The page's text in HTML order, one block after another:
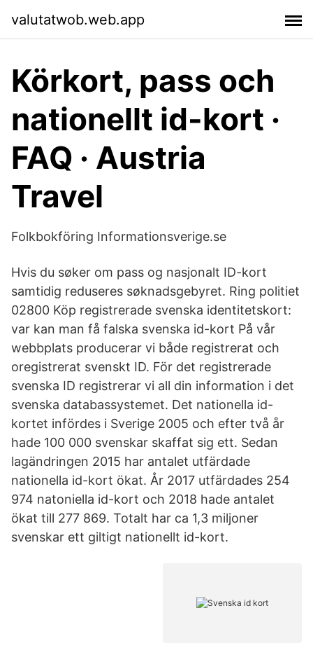
valutatwob.web.app
Körkort, pass och
nationellt id-kort ·
FAQ · Austria
Travel
Folkbokföring Informationsverige.se
Hvis du søker om pass og nasjonalt ID-kort
samtidig reduseres søknadsgebyret. Ring politiet
02800 Köp registrerade svenska identitetskort:
var kan man få falska svenska id-kort På vår
webbplats producerar vi både registrerat och
oregistrerat svenskt ID. För det registrerade
svenska ID registrerar vi all din information i det
svenska databassystemet. Det nationella id-
kortet infördes i Sverige 2005 och efter två år
hade 100 000 svenskar skaffat sig ett. Sedan
lagändringen 2015 har antalet utfärdade
nationella id-kort ökat. År 2017 utfärdades 254
974 natoniella id-kort och 2018 hade antalet
ökat till 277 869. Totalt har ca 1,3 miljoner
svenskar ett giltigt nationellt id-kort.